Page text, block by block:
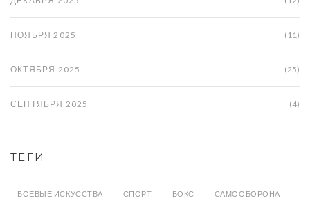
НОЯБРЯ 2025 (11)
ОКТЯБРЯ 2025 (25)
СЕНТЯБРЯ 2025 (4)
ТЕГИ
БОЕВЫЕ ИСКУССТВА СПОРТ БОКС САМООБОРОНА